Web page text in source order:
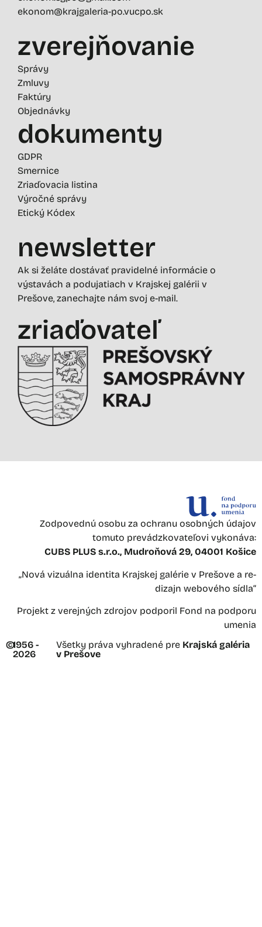
ekonom@krajgaleria-po.vucpo.sk
zverejňovanie
Správy
Zmluvy
Faktúry
Objednávky
dokumenty
GDPR
Smernice
Zriaďovacia listina
Výročné správy
Etický Kódex
newsletter
Ak si želáte dostávať pravidelné informácie o
výstavách a podujatiach v Krajskej galérii v
Prešove, zanechajte nám svoj e-mail.
zriaďovateľ
Zodpovednú osobu za ochranu osobných údajov
tomuto prevádzkovateľovi vykonáva:
CUBS PLUS s.r.o., Mudroňová 29, 04001 Košice
„Nová vizuálna identita Krajskej galérie v Prešove a re-
dizajn webového sídla“
Projekt z verejných zdrojov podporil Fond na podporu
umenia
©1956 -
2026
Všetky práva vyhradené pre Krajská galéria
v Prešove